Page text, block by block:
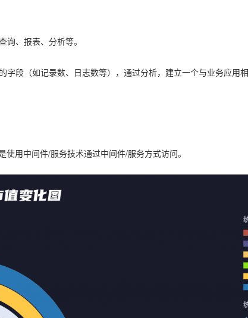
、报表、分析等。
段（如记录数、日志数等），通过分析，建立一个与业务应用
用中间件/服务技术通过中间件/服务方式访问。